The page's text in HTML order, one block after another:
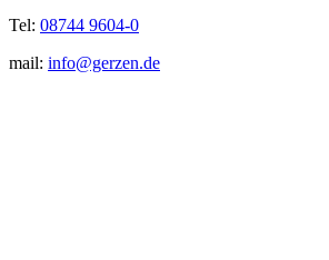
Tel: 08744 9604-0
mail: info@gerzen.de